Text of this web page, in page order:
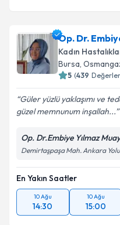
Op. Dr.
Kadın
Bursa,
5 (439
Güler yüzlü yaklaşımı ve
güzel memnunum inşallah...
Op. Dr.Embiye Yılmaz
Demirtaşpaşa Mah. Ankara
En Yakın Saatler
10 Ağu
14:30
10 Ağu
15:00